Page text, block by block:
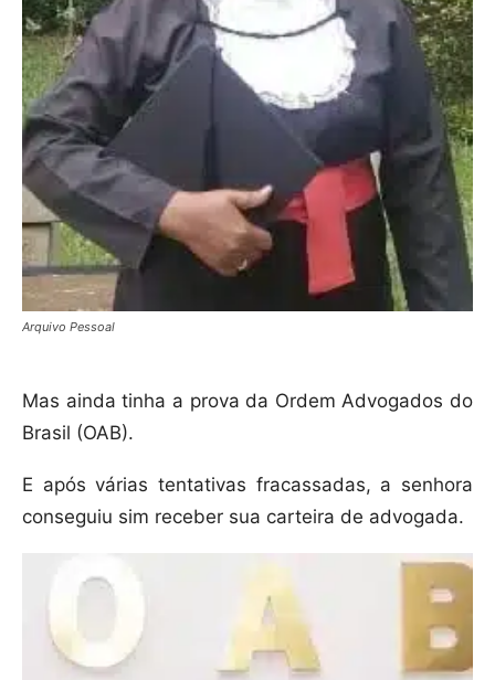
Arquivo Pessoal
Mas ainda tinha a prova da Ordem Advogados do
Brasil (OAB).
E após várias tentativas fracassadas, a senhora
conseguiu sim receber sua carteira de advogada.